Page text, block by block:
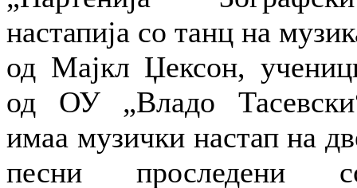
настапија со танц на
од Мајкл Џексон,
од ОУ „Владо
имаа музички настап на
песни проследени